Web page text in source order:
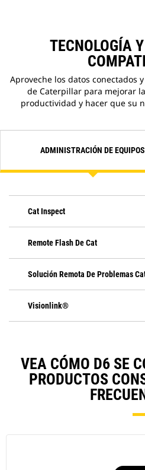
TECNOLOGÍA
Aproveche los datos conectados
de Caterpillar para mejorar
productividad y hacer que su
ADMINISTRACIÓN DE EQUIPOS
Cat Inspect
Remote Flash De Cat
Solución Remota De Problemas
Visionlink®
VEA CÓMO D6 SE
PRODUCTOS